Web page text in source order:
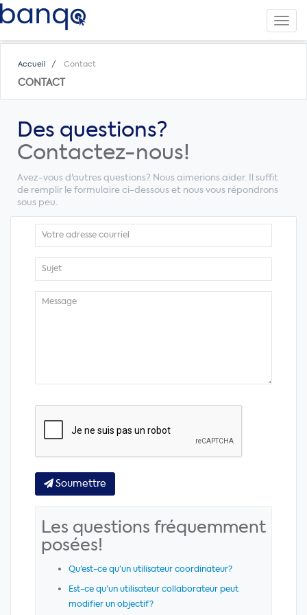
Accueil Contact
CONTACT
Des questions?
Contactez-nous!
Avez-vous d'autres questions? Nous aimerions aider. Il suffit
de remplir le formulaire ci-dessous et nous vous répondrons
sous peu.
Soumettre
Les questions fréquemment
posées!
Qu’est-ce qu’un utilisateur coordinateur?
Est-ce qu’un utilisateur collaborateur peut
modifier un objectif?